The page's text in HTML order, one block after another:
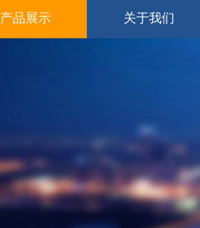
产品展示 关于我们